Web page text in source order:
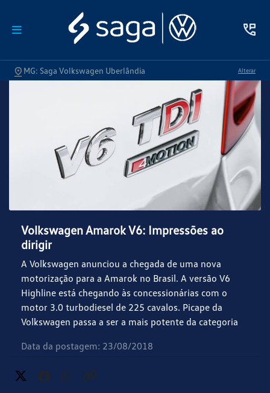
MG: Saga Volkswagen Uberlândia Alterar
Volkswagen Amarok V6: Impressões ao
dirigir
A Volkswagen anunciou a chegada de uma nova
motorização para a Amarok no Brasil. A versão V6
Highline está chegando às concessionárias com o
motor 3.0 turbodiesel de 225 cavalos. Picape da
Volkswagen passa a ser a mais potente da categoria
Data da postagem: 23/08/2018